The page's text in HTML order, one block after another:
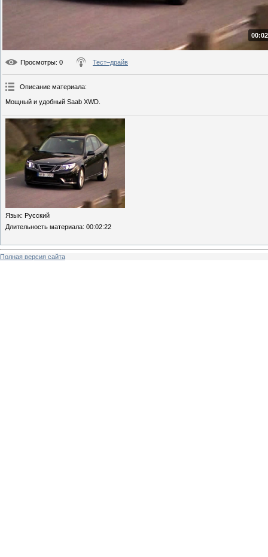
Просмотры: 0 Тест–драйв
Описание материала:
Мощный и удобный Saab XWD.
Язык: Русский
Длительность материала: 00:02:22
Полная версия сайта